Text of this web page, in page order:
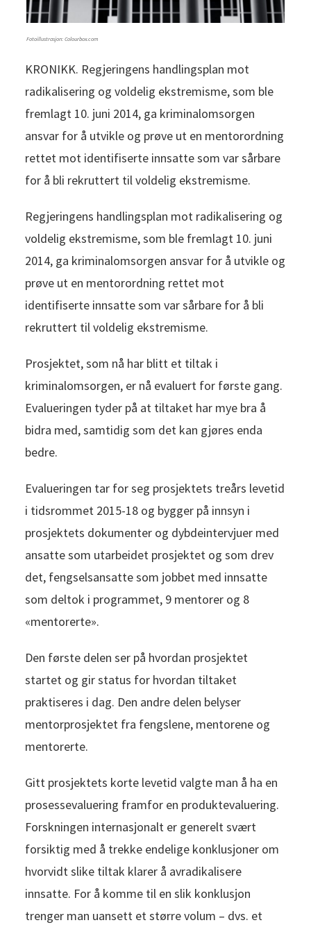
Fotoillustrasjon: Colourbox.com
KRONIKK. Regjeringens handlingsplan mot
radikalisering og voldelig ekstremisme, som ble
fremlagt 10. juni 2014, ga kriminalomsorgen
ansvar for å utvikle og prøve ut en mentorordning
rettet mot identifiserte innsatte som var sårbare
for å bli rekruttert til voldelig ekstremisme.
Regjeringens handlingsplan mot radikalisering og
voldelig ekstremisme, som ble fremlagt 10. juni
2014, ga kriminalomsorgen ansvar for å utvikle og
prøve ut en mentorordning rettet mot
identifiserte innsatte som var sårbare for å bli
rekruttert til voldelig ekstremisme.
Prosjektet, som nå har blitt et tiltak i
kriminalomsorgen, er nå evaluert for første gang.
Evalueringen tyder på at tiltaket har mye bra å
bidra med, samtidig som det kan gjøres enda
bedre.
Evalueringen tar for seg prosjektets treårs levetid
i tidsrommet 2015-18 og bygger på innsyn i
prosjektets dokumenter og dybdeintervjuer med
ansatte som utarbeidet prosjektet og som drev
det, fengselsansatte som jobbet med innsatte
som deltok i programmet, 9 mentorer og 8
«mentorerte».
Den første delen ser på hvordan prosjektet
startet og gir status for hvordan tiltaket
praktiseres i dag. Den andre delen belyser
mentorprosjektet fra fengslene, mentorene og
mentorerte.
Gitt prosjektets korte levetid valgte man å ha en
prosessevaluering framfor en produktevaluering.
Forskningen internasjonalt er generelt svært
forsiktig med å trekke endelige konklusjoner om
hvorvidt slike tiltak klarer å avradikalisere
innsatte. For å komme til en slik konklusjon
trenger man uansett et større volum – dvs. et